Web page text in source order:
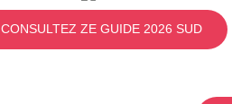
CONSULTEZ ZE GUIDE 2026 SUD